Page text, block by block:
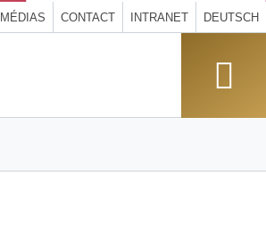
MÉDIAS CONTACT INTRANET DEUTSCH